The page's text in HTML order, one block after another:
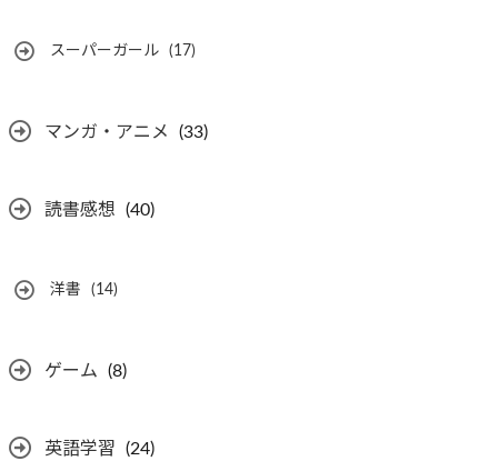
スーパーガール (17)
マンガ・アニメ (33)
読書感想 (40)
洋書 (14)
ゲーム (8)
英語学習 (24)